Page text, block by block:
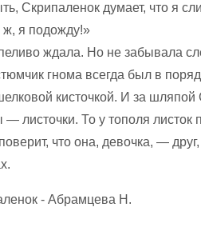
Скрипаленок думает, что я
ж, я подожду!»
ждала. Но не забывала
гнома всегда был в
кисточкой. И за шляпой
листочки. То у тополя листок
что она, девочка, —